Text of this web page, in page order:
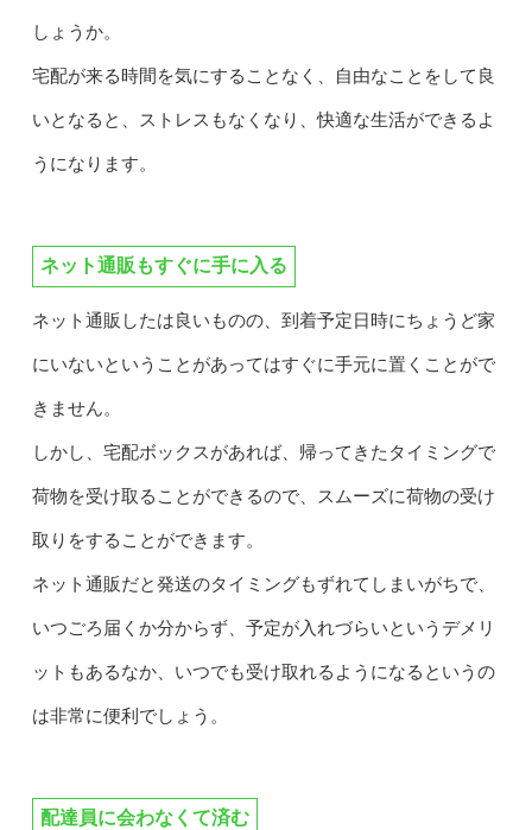
しょうか。
宅配が来る時間を気にすることなく、自由なことをして良
いとなると、ストレスもなくなり、快適な生活ができるよ
うになります。
ネット通販もすぐに手に入る
ネット通販したは良いものの、到着予定日時にちょうど家
にいないということがあってはすぐに手元に置くことがで
きません。
しかし、宅配ボックスがあれば、帰ってきたタイミングで
荷物を受け取ることができるので、スムーズに荷物の受け
取りをすることができます。
ネット通販だと発送のタイミングもずれてしまいがちで、
いつごろ届くか分からず、予定が入れづらいというデメリ
ットもあるなか、いつでも受け取れるようになるというの
は非常に便利でしょう。
配達員に会わなくて済む